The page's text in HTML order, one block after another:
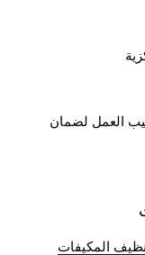
العمل لضمان
المكيفات